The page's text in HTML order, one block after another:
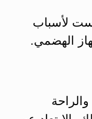
لأسباب
الهضمي.